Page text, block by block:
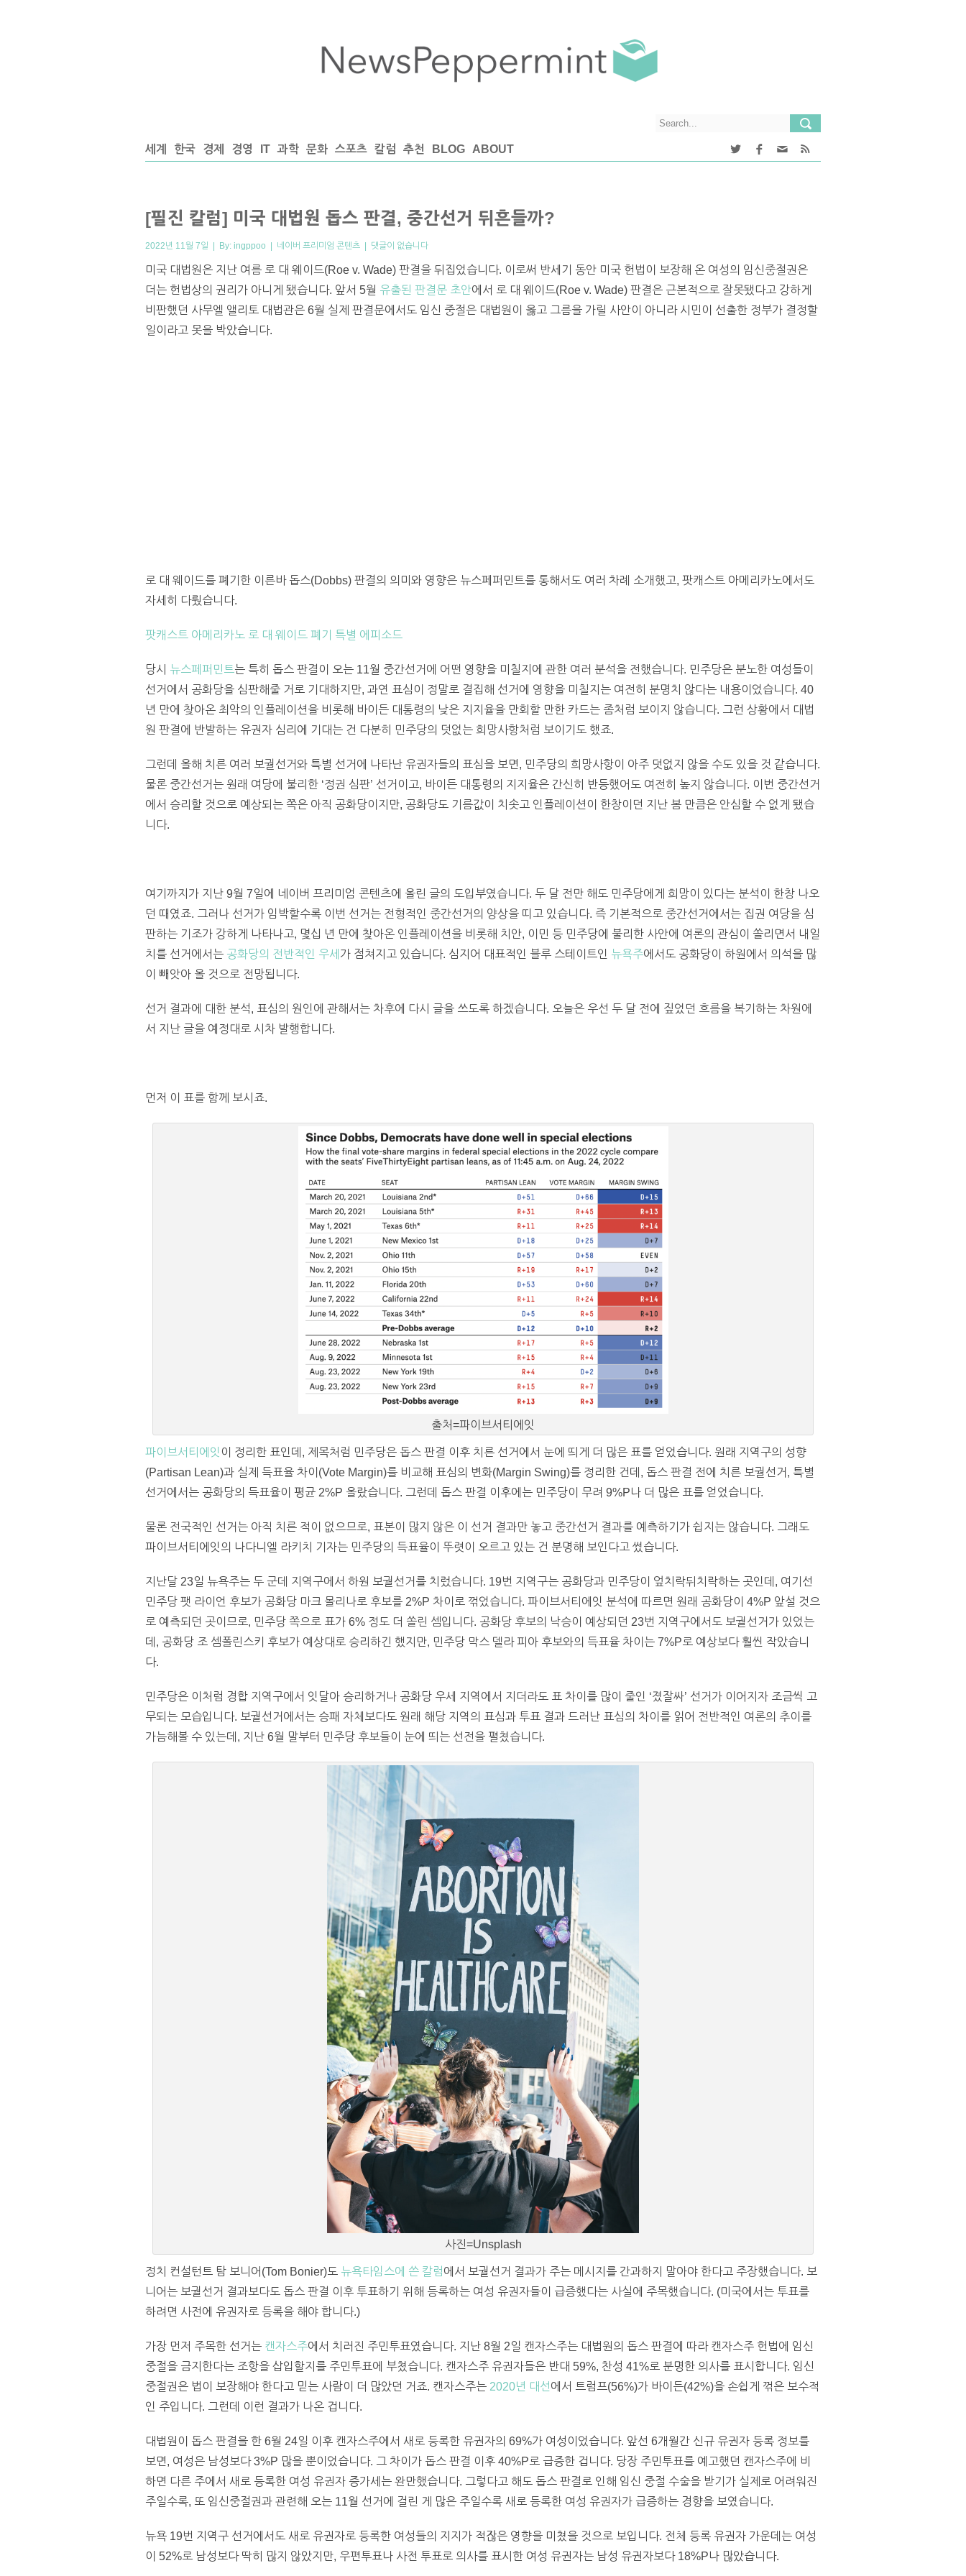
세계 한국 경제 경영 IT 과학 문화 스포츠 칼럼 추천 BLOG ABOUT
[필진 칼럼] 미국 대법원 돕스 판결, 중간선거 뒤흔들까?
2022년 11월 7일 | By: ingppoo | 네이버 프리미엄 콘텐츠 | 댓글이 없습니다
미국 대법원은 지난 여름 로 대 웨이드(Roe v. Wade) 판결을 뒤집었습니다. 이로써 반세기 동안 미국 헌법이 보장해 온 여성의 임신중절권은
더는 헌법상의 권리가 아니게 됐습니다. 앞서 5월 유출된 판결문 초안에서 로 대 웨이드(Roe v. Wade) 판결은 근본적으로 잘못됐다고 강하게
비판했던 사무엘 앨리토 대법관은 6월 실제 판결문에서도 임신 중절은 대법원이 옳고 그름을 가릴 사안이 아니라 시민이 선출한 정부가 결정할
일이라고 못을 박았습니다.
로 대 웨이드를 폐기한 이른바 돕스(Dobbs) 판결의 의미와 영향은 뉴스페퍼민트를 통해서도 여러 차례 소개했고, 팟캐스트 아메리카노에서도
자세히 다뤘습니다.
팟캐스트 아메리카노 로 대 웨이드 폐기 특별 에피소드
당시 뉴스페퍼민트는 특히 돕스 판결이 오는 11월 중간선거에 어떤 영향을 미칠지에 관한 여러 분석을 전했습니다. 민주당은 분노한 여성들이
선거에서 공화당을 심판해줄 거로 기대하지만, 과연 표심이 정말로 결집해 선거에 영향을 미칠지는 여전히 분명치 않다는 내용이었습니다. 40
년 만에 찾아온 최악의 인플레이션을 비롯해 바이든 대통령의 낮은 지지율을 만회할 만한 카드는 좀처럼 보이지 않습니다. 그런 상황에서 대법
원 판결에 반발하는 유권자 심리에 기대는 건 다분히 민주당의 덧없는 희망사항처럼 보이기도 했죠.
그런데 올해 치른 여러 보궐선거와 특별 선거에 나타난 유권자들의 표심을 보면, 민주당의 희망사항이 아주 덧없지 않을 수도 있을 것 같습니다.
물론 중간선거는 원래 여당에 불리한 ‘정권 심판’ 선거이고, 바이든 대통령의 지지율은 간신히 반등했어도 여전히 높지 않습니다. 이번 중간선거
에서 승리할 것으로 예상되는 쪽은 아직 공화당이지만, 공화당도 기름값이 치솟고 인플레이션이 한창이던 지난 봄 만큼은 안심할 수 없게 됐습
니다.
여기까지가 지난 9월 7일에 네이버 프리미엄 콘텐츠에 올린 글의 도입부였습니다. 두 달 전만 해도 민주당에게 희망이 있다는 분석이 한창 나오
던 때였죠. 그러나 선거가 임박할수록 이번 선거는 전형적인 중간선거의 양상을 띠고 있습니다. 즉 기본적으로 중간선거에서는 집권 여당을 심
판하는 기조가 강하게 나타나고, 몇십 년 만에 찾아온 인플레이션을 비롯해 치안, 이민 등 민주당에 불리한 사안에 여론의 관심이 쏠리면서 내일
치를 선거에서는 공화당의 전반적인 우세 가 점쳐지고 있습니다. 심지어 대표적인 블루 스테이트인 뉴욕주에서도 공화당이 하원에서 의석을 많
이 빼앗아 올 것으로 전망됩니다.
선거 결과에 대한 분석, 표심의 원인에 관해서는 차후에 다시 글을 쓰도록 하겠습니다. 오늘은 우선 두 달 전에 짚었던 흐름을 복기하는 차원에
서 지난 글을 예정대로 시차 발행합니다.
먼저 이 표를 함께 보시죠.
출처=파이브서티에잇
파이브서티에잇 이 정리한 표인데, 제목처럼 민주당은 돕스 판결 이후 치른 선거에서 눈에 띄게 더 많은 표를 얻었습니다. 원래 지역구의 성향
(Partisan Lean)과 실제 득표율 차이(Vote Margin)를 비교해 표심의 변화(Margin Swing)를 정리한 건데, 돕스 판결 전에 치른 보궐선거, 특별
선거에서는 공화당의 득표율이 평균 2%P 올랐습니다. 그런데 돕스 판결 이후에는 민주당이 무려 9%P나 더 많은 표를 얻었습니다.
물론 전국적인 선거는 아직 치른 적이 없으므로, 표본이 많지 않은 이 선거 결과만 놓고 중간선거 결과를 예측하기가 쉽지는 않습니다. 그래도
파이브서티에잇의 나다니엘 라키치 기자는 민주당의 득표율이 뚜렷이 오르고 있는 건 분명해 보인다고 썼습니다.
지난달 23일 뉴욕주는 두 군데 지역구에서 하원 보궐선거를 치렀습니다. 19번 지역구는 공화당과 민주당이 엎치락뒤치락하는 곳인데, 여기선
민주당 팻 라이언 후보가 공화당 마크 몰리나로 후보를 2%P 차이로 꺾었습니다. 파이브서티에잇 분석에 따르면 원래 공화당이 4%P 앞설 것으
로 예측되던 곳이므로, 민주당 쪽으로 표가 6% 정도 더 쏠린 셈입니다. 공화당 후보의 낙승이 예상되던 23번 지역구에서도 보궐선거가 있었는
데, 공화당 조 셈폴린스키 후보가 예상대로 승리하긴 했지만, 민주당 막스 델라 피아 후보와의 득표율 차이는 7%P로 예상보다 훨씬 작았습니
다.
민주당은 이처럼 경합 지역구에서 잇달아 승리하거나 공화당 우세 지역에서 지더라도 표 차이를 많이 줄인 ‘졌잘싸’ 선거가 이어지자 조금씩 고
무되는 모습입니다. 보궐선거에서는 승패 자체보다도 원래 해당 지역의 표심과 투표 결과 드러난 표심의 차이를 읽어 전반적인 여론의 추이를
가늠해볼 수 있는데, 지난 6월 말부터 민주당 후보들이 눈에 띄는 선전을 펼쳤습니다.
사진=Unsplash
정치 컨설턴트 탐 보니어(Tom Bonier)도 뉴욕타임스에 쓴 칼럼에서 보궐선거 결과가 주는 메시지를 간과하지 말아야 한다고 주장했습니다. 보
니어는 보궐선거 결과보다도 돕스 판결 이후 투표하기 위해 등록하는 여성 유권자들이 급증했다는 사실에 주목했습니다. (미국에서는 투표를
하려면 사전에 유권자로 등록을 해야 합니다.)
가장 먼저 주목한 선거는 캔자스주에서 치러진 주민투표였습니다. 지난 8월 2일 캔자스주는 대법원의 돕스 판결에 따라 캔자스주 헌법에 임신
중절을 금지한다는 조항을 삽입할지를 주민투표에 부쳤습니다. 캔자스주 유권자들은 반대 59%, 찬성 41%로 분명한 의사를 표시합니다. 임신
중절권은 법이 보장해야 한다고 믿는 사람이 더 많았던 거죠. 캔자스주는 2020년 대선에서 트럼프(56%)가 바이든(42%)을 손쉽게 꺾은 보수적
인 주입니다. 그런데 이런 결과가 나온 겁니다.
대법원이 돕스 판결을 한 6월 24일 이후 캔자스주에서 새로 등록한 유권자의 69%가 여성이었습니다. 앞선 6개월간 신규 유권자 등록 정보를
보면, 여성은 남성보다 3%P 많을 뿐이었습니다. 그 차이가 돕스 판결 이후 40%P로 급증한 겁니다. 당장 주민투표를 예고했던 캔자스주에 비
하면 다른 주에서 새로 등록한 여성 유권자 증가세는 완만했습니다. 그렇다고 해도 돕스 판결로 인해 임신 중절 수술을 받기가 실제로 어려워진
주일수록, 또 임신중절권과 관련해 오는 11월 선거에 걸린 게 많은 주일수록 새로 등록한 여성 유권자가 급증하는 경향을 보였습니다.
뉴욕 19번 지역구 선거에서도 새로 유권자로 등록한 여성들의 지지가 적잖은 영향을 미쳤을 것으로 보입니다. 전체 등록 유권자 가운데는 여성
이 52%로 남성보다 딱히 많지 않았지만, 우편투표나 사전 투표로 의사를 표시한 여성 유권자는 남성 유권자보다 18%P나 많았습니다.